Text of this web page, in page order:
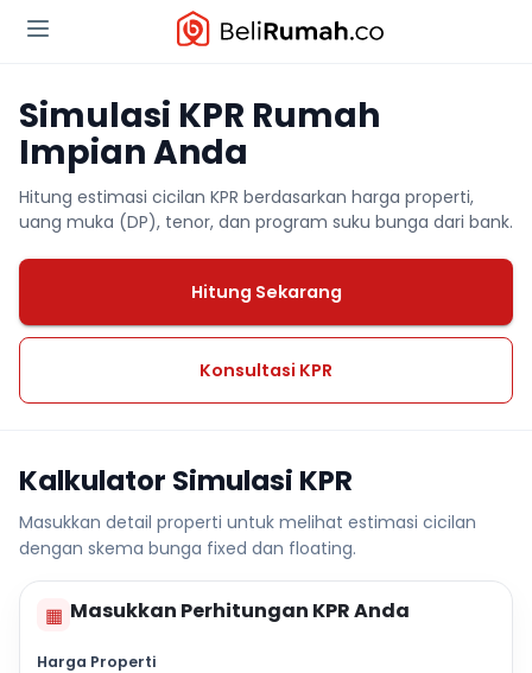
Simulasi KPR Rumah
Impian Anda
Hitung estimasi cicilan KPR berdasarkan harga properti,
uang muka (DP), tenor, dan program suku bunga dari bank.
Hitung Sekarang
Konsultasi KPR
Kalkulator Simulasi KPR
Masukkan detail properti untuk melihat estimasi cicilan
dengan skema bunga fixed dan floating.
▦ Masukkan Perhitungan KPR Anda
Harga Properti